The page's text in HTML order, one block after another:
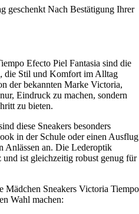
geschenkt Nach Bestätigung Ihrer
Efecto Piel Fantasia sind die
die Stil und Komfort im Alltag
der bekannten Marke Victoria,
Eindruck zu machen, sondern
zu bieten.
diese Sneakers besonders
in der Schule oder einen Ausflug
Anlässen an. Die Lederoptik
ist gleichzeitig robust genug für
Mädchen Sneakers Victoria Tiempo
Wahl machen: